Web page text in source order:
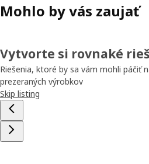
Mohlo by vás zaujať
Vytvorte si rovnaké
Riešenia, ktoré by sa vám mohli páčiť
prezeraných výrobkov
Skip listing